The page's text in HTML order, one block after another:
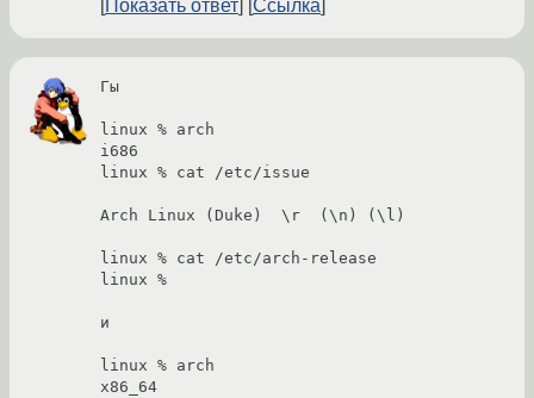
Показать ответ
Ссылка
Гы
linux % arch
i686
linux % cat /etc/issue
Arch Linux (Duke)  \r  (\n) (\l)
linux % cat /etc/arch-release
linux %
и
linux % arch
x86_64